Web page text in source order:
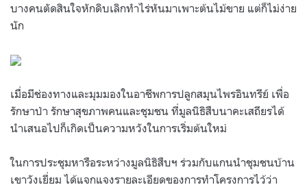
บางคนตัดสินใจหักดิบเลิกทำไร่หันมาเพาะต้นไม้ขาย แต่ก็ไม่ง่าย
นัก
เมื่อมีช่องทางและมุมมองในอาชีพการปลูกสมุนไพรอินทรีย์ เพื่อ
รักษาป่า รักษาสุขภาพคนและชุมชน ที่มูลนิธิสืบนาคะเสถียรได้
นำเสนอไปก็เกิดเป็นความหวังในการเริ่มต้นใหม่
ในการประชุมหารือระหว่างมูลนิธิสืบฯ ร่วมกับแกนนำชุมชนบ้าน
เขาวังเยี่ยม ได้แจกแจงรายละเอียดของการทำโครงการไว้ว่า